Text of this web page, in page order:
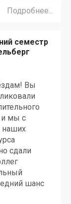
Подробнее...
семестр
Вы
и мы с
наших
сдали
шанс